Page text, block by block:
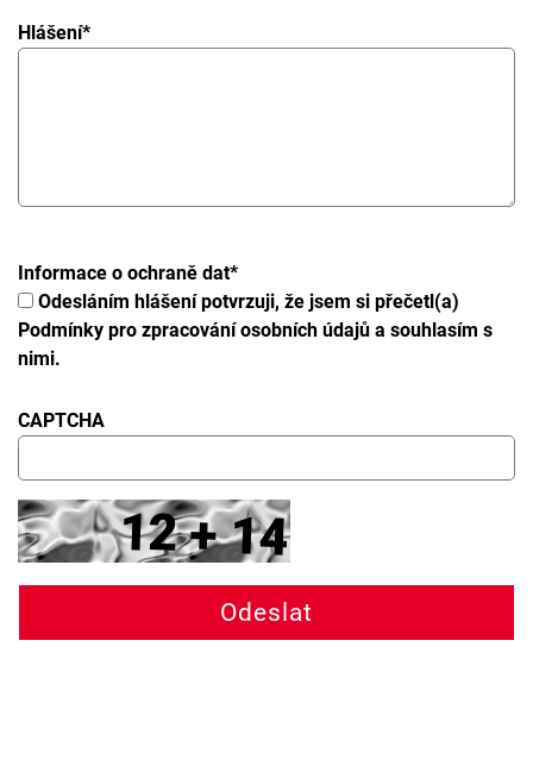
Hlášení*
Informace o ochraně dat*
Podmínky pro zpracování osobních údajů a souhlasím s
nimi.
CAPTCHA